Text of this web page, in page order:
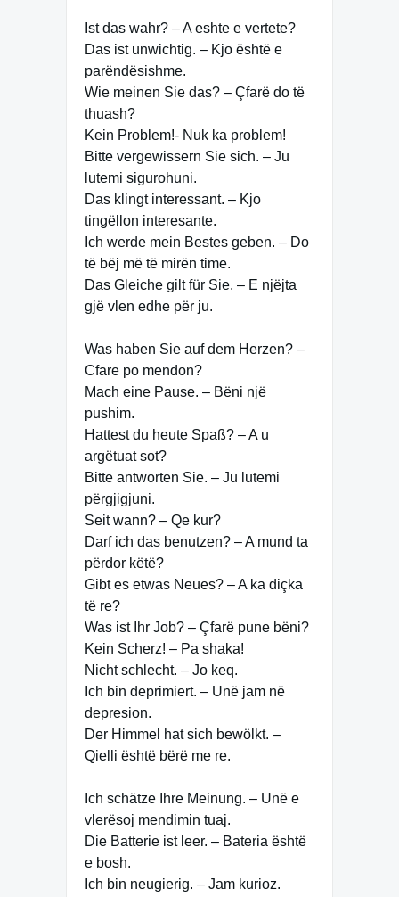
Ist das wahr? – A eshte e vertete?
Das ist unwichtig. – Kjo është e
parëndësishme.
Wie meinen Sie das? – Çfarë do të
thuash?
Kein Problem!- Nuk ka problem!
Bitte vergewissern Sie sich. – Ju
lutemi sigurohuni.
Das klingt interessant. – Kjo
tingëllon interesante.
Ich werde mein Bestes geben. – Do
të bëj më të mirën time.
Das Gleiche gilt für Sie. – E njëjta
gjë vlen edhe për ju.
Was haben Sie auf dem Herzen? –
Cfare po mendon?
Mach eine Pause. – Bëni një
pushim.
Hattest du heute Spaß? – A u
argëtuat sot?
Bitte antworten Sie. – Ju lutemi
përgjigjuni.
Seit wann? – Qe kur?
Darf ich das benutzen? – A mund ta
përdor këtë?
Gibt es etwas Neues? – A ka diçka
të re?
Was ist Ihr Job? – Çfarë pune bëni?
Kein Scherz! – Pa shaka!
Nicht schlecht. – Jo keq.
Ich bin deprimiert. – Unë jam në
depresion.
Der Himmel hat sich bewölkt. –
Qielli është bërë me re.
Ich schätze Ihre Meinung. – Unë e
vlerësoj mendimin tuaj.
Die Batterie ist leer. – Bateria është
e bosh.
Ich bin neugierig. – Jam kurioz.